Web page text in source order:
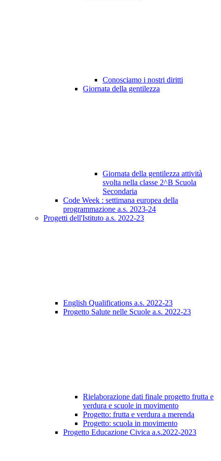
Conosciamo i nostri diritti
Giornata della gentilezza
Giornata della gentilezza attività
svolta nella classe 2^B Scuola
Secondaria
Code Week : settimana europea della
programmazione a.s. 2023-24
Progetti dell'Istituto a.s. 2022-23
English Qualifications a.s. 2022-23
Progetto Salute nelle Scuole a.s. 2022-23
Rielaborazione dati finale progetto frutta e
verdura e scuole in movimento
Progetto: frutta e verdura a merenda
Progetto: scuola in movimento
Progetto Educazione Civica a.s.2022-2023